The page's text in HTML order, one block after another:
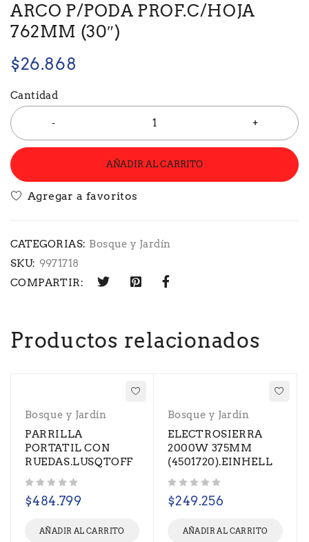
ARCO P/PODA PROF.C/HOJA
762MM (30″)
$26.868
Cantidad
AÑADIR AL CARRITO
CATEGORIAS: Bosque y Jardín
SKU: 9971718
COMPARTIR:
Productos relacionados
Bosque y Jardín
PARRILLA
PORTATIL CON
RUEDAS.LUSQTOFF
$484.799
AÑADIR AL CARRITO
Bosque y Jardín
ELECTROSIERRA
2000W 375MM
(4501720).EINHELL
$249.256
AÑADIR AL CARRITO